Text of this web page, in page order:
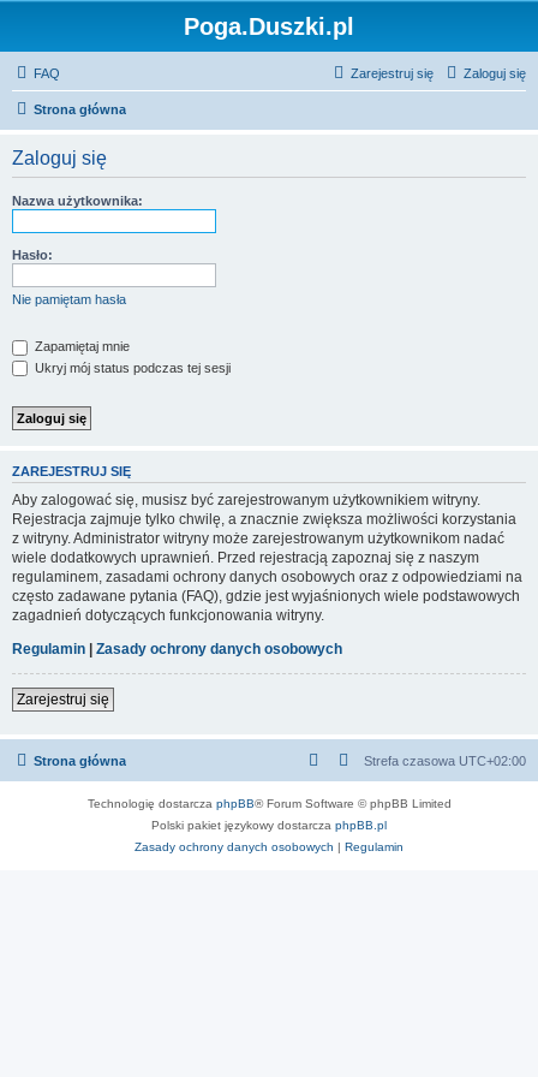
Poga.Duszki.pl
FAQ Zaloguj się
Zarejestruj się
Strona główna
Zaloguj się
Nazwa użytkownika:
Hasło:
Nie pamiętam hasła
Zapamiętaj mnie
Ukryj mój status podczas tej sesji
ZAREJESTRUJ SIĘ
Aby zalogować się, musisz być zarejestrowanym użytkownikiem witryny.
Rejestracja zajmuje tylko chwilę, a znacznie zwiększa możliwości korzystania
z witryny. Administrator witryny może zarejestrowanym użytkownikom nadać
wiele dodatkowych uprawnień. Przed rejestracją zapoznaj się z naszym
regulaminem, zasadami ochrony danych osobowych oraz z odpowiedziami na
często zadawane pytania (FAQ), gdzie jest wyjaśnionych wiele podstawowych
zagadnień dotyczących funkcjonowania witryny.
Regulamin | Zasady ochrony danych osobowych
Zarejestruj się
Strona główna Strefa czasowa UTC+02:00
Technologię dostarcza phpBB® Forum Software © phpBB Limited
Polski pakiet językowy dostarcza phpBB.pl
Zasady ochrony danych osobowych | Regulamin